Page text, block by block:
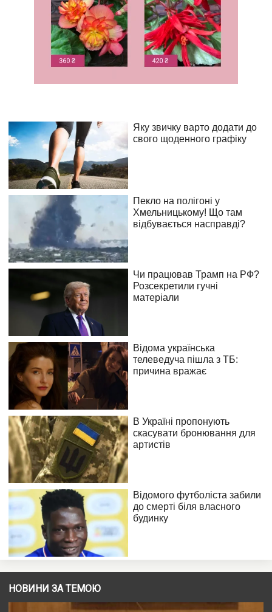
НОВИНИ ЗА ТЕМОЮ